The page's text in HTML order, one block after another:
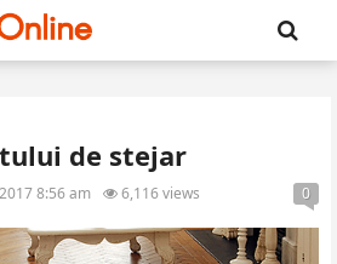
de stejar
8:56 am 6,116 views 0